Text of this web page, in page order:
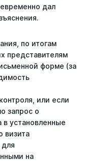
дал
по итогам
представителям
форме (за
или если
запрос о
в установленные
визита
на